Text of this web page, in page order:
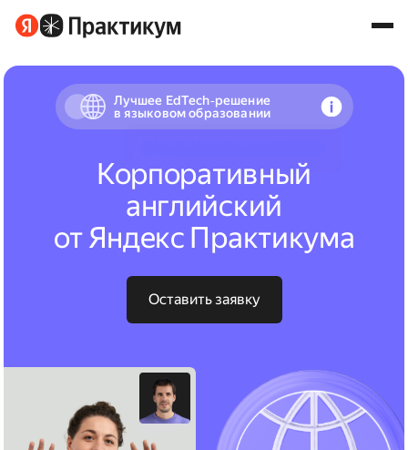
Лучшее EdTech‑решение
в языковом образовании
Корпоративный
английский
от Яндекс Практикума
Оставить заявку